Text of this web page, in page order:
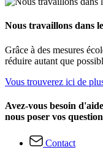
Nous travaillons dans
Grâce à des mesures
réduire autant que
Vous trouverez ici de
Avez-vous besoin
nous poser vos
Contact